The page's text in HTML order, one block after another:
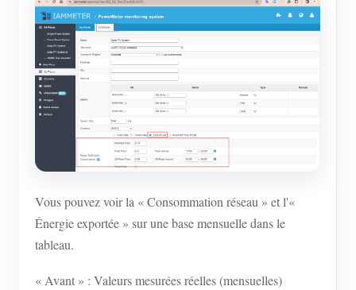
Vous pouvez voir la « Consommation réseau » et l'«
Énergie exportée » sur une base mensuelle dans le
tableau.
« Avant » : Valeurs mesurées réelles (mensuelles)